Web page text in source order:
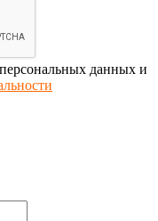
данных и